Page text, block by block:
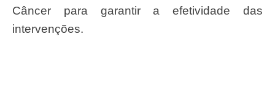
Câncer para garantir a efetividade das
intervenções.